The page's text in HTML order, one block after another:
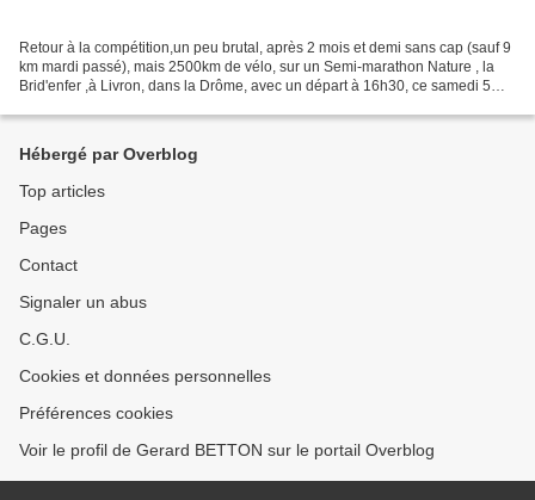
Retour à la compétition,un peu brutal, après 2 mois et demi sans cap (sauf 9
km mardi passé), mais 2500km de vélo, sur un Semi-marathon Nature , la
Brid'enfer ,à Livron, dans la Drôme, avec un départ à 16h30, ce samedi 5
Hébergé par Overblog
Top articles
Pages
Contact
Signaler un abus
C.G.U.
Cookies et données personnelles
Préférences cookies
Voir le profil de Gerard BETTON sur le portail Overblog